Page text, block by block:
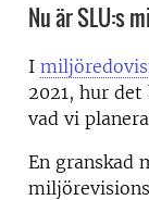
Nu är SLU:s
I
2021, hur
vad vi
En granskad